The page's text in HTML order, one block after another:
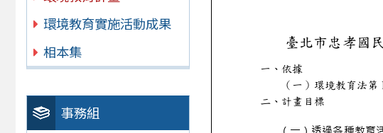
環境教育實施活動成果
相本集
事務組